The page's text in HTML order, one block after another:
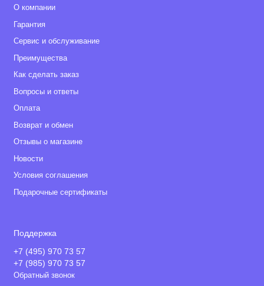
О компании
Гарантия
Сервис и обслуживание
Преимущества
Как сделать заказ
Вопросы и ответы
Оплата
Возврат и обмен
Отзывы о магазине
Новости
Условия соглашения
Подарочные сертификаты
Поддержка
+7 (495) 970 73 57
+7 (985) 970 73 57
Обратный звонок